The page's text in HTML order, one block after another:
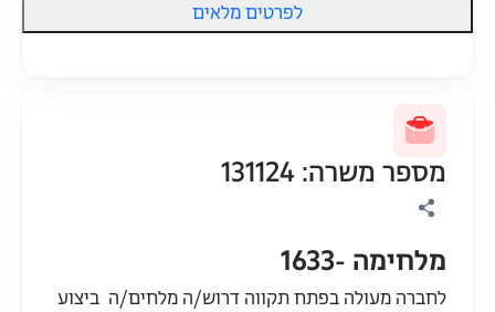
לפרטים מלאים
מספר משרה: 131124
מלחימה -1633
לחברה מעולה בפתח תקווה דרוש/ה מלחים/ה ביצוע